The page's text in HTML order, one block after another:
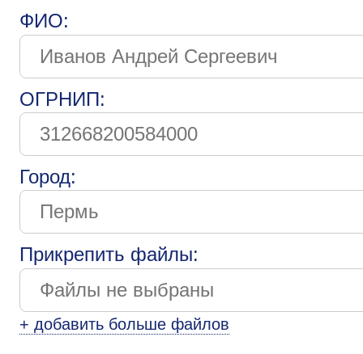
ФИО:
ОГРНИП:
Город:
Прикрепить файлы:
+ добавить больше файлов